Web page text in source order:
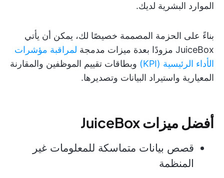
الموارد البشرية لديك.
بناءً على الحزمة المصممة خصيصًا لك، يمكن أن يأتي
JuiceBox مزودًا بعدة ميزات مدمجة
لمراقبة مؤشرات
الأداء الرئيسية (KPI)
وبطاقات تقييم الموظفين والمقارنة
المعيارية واستيراد البيانات وتصديرها.
أفضل ميزات JuiceBox
قصص بيانات متماسكة للمعلومات غير
المنظمة